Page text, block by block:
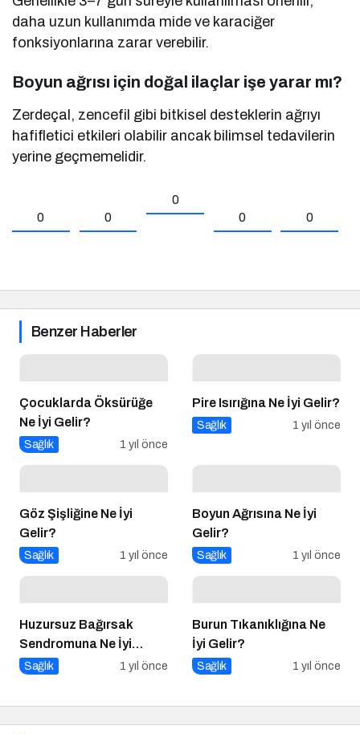
daha uzun kullanımda mide ve karaciğer
fonksiyonlarına zarar verebilir.
Boyun ağrısı için doğal ilaçlar işe yarar mı?
Zerdeçal, zencefil gibi bitkisel desteklerin ağrıyı
hafifletici etkileri olabilir ancak bilimsel tedavilerin
yerine geçmemelidir.
0 0
0
0
0
Benzer Haberler
Çocuklarda Öksürüğe
Ne İyi Gelir?
Sağlık 1 yıl önce
Pire Isırığına Ne İyi Gelir?
Sağlık 1 yıl önce
Göz Şişliğine Ne İyi
Gelir?
Sağlık 1 yıl önce
Boyun Ağrısına Ne İyi
Gelir?
Sağlık 1 yıl önce
Huzursuz Bağırsak
Sendromuna Ne İyi
Gelir?
Sağlık 1 yıl önce
Burun Tıkanıklığına Ne
İyi Gelir?
Sağlık 1 yıl önce